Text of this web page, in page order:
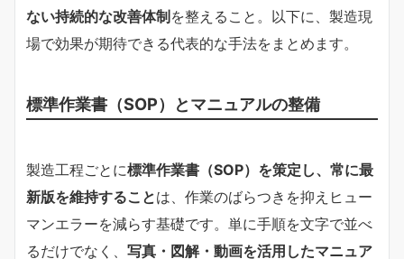
ない持続的な改善体制 を整えること。以下に、製造現
場で効果が期待できる代表的な手法をまとめます。
標準作業書（SOP）とマニュアルの整備
製造工程ごとに標準作業書（SOP）を策定し、常に最
新版を維持することは、作業のばらつきを抑えヒュー
マンエラーを減らす基礎です。単に手順を文字で並べ
るだけでなく、 写真・図解・動画を活用したマニュア